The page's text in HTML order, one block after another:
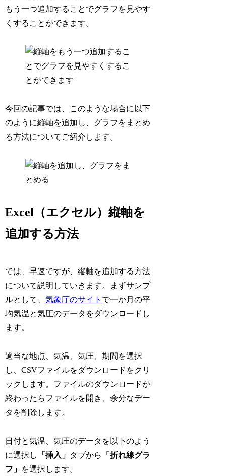
もう一つ追加することでグラフを見やす
くすることができます。
今回の記事では、このような場合に以下
のように縦軸を追加し、グラフをまとめ
る方法についてご紹介します。
Excel（エクセル）縦軸を
追加する方法
では、早速ですが、縦軸を追加する方法
について説明していきます。まずサンプ
ルとして、気象庁のサイト で一か月の平
均気温と気圧のデータをダウンロードし
ます。
適当な地点、気温、気圧、期間を選択
し、CSVファイルをダウンロードをクリ
ックします。ファイルのダウンロードが
終わったらファイルを開き、余分なデー
タを削除します。
日付と気温、気圧のデータを以下のよう
に選択し
「挿入」 タブから
「折れ線グラ
フ」 を選択します。